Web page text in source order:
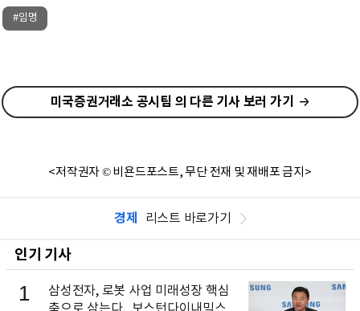
#임명
미국증권거래소 공시팀 의 다른 기사 보러 가기
<저작권자 © 비욘드포스트, 무단 전재 및 재배포 금지>
경제 리스트 바로가기
인기 기사
1
삼성전자, 로봇 사업 미래성장 핵심